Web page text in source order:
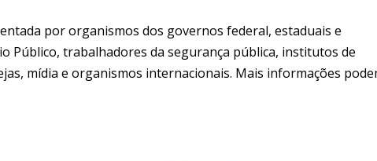
por organismos dos governos federal, estaduais e
Público, trabalhadores da segurança pública, institutos de
mídia e organismos internacionais. Mais informações